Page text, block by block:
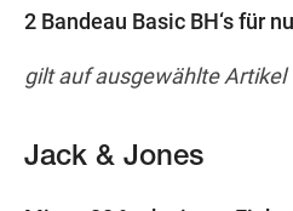
2 Bandeau Basic BH‘s für
gilt auf ausgewählte Artikel
Jack & Jones